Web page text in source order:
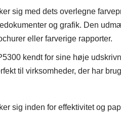
sig med dets overlegne
og grafik. Den
eller farverige rapporter.
kendt for sine høje
til virksomheder, der har
sig inden for effektivitet og